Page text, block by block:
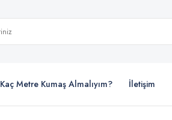
Kaç Metre Kumaş Almalıyım? İletişim